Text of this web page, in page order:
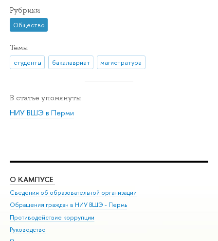
Рубрики
Общество
Темы
студенты бакалавриат магистратура
В статье упомянуты
НИУ ВШЭ в Перми
О КАМПУСЕ
Сведения об образовательной организации
Обращения граждан в НИУ ВШЭ - Пермь
Противодействие коррупции
Руководство